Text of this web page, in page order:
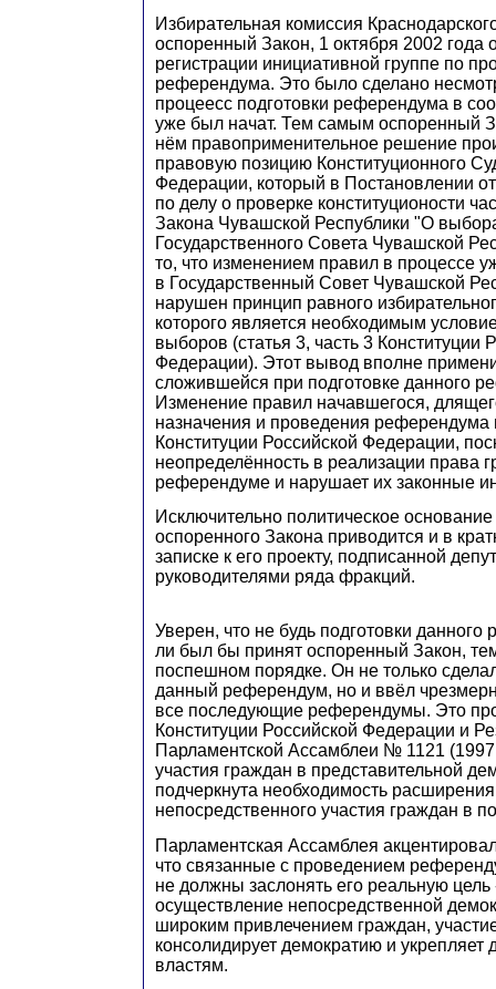
Избирательная комиссия
оспоренный Закон, 1 октября 2002 года
регистрации инициативной группе по
референдума. Это было сделано
процеесс подготовки референдума в
уже был начат. Тем самым оспоренный
нём правоприменительное решение
правовую позицию Конституционного
Федерации, который в Постановлении
по делу о проверке конституционости
Закона Чувашской Республики "О
Государственного Совета Чувашской
то, что изменением правил в процессе
в Государственный Совет Чувашской
нарушен принцип равного
которого является необходимым
выборов (статья 3, часть 3 Конституции
Федерации). Этот вывод вполне
сложившейся при подготовке данного
Изменение правил начавшегося,
назначения и проведения референдума
Конституции Российской Федерации,
неопределённость в реализации права
референдуме и нарушает их законные
Исключительно политическое
оспоренного Закона приводится и в
записке к его проекту, подписанной
руководителями ряда фракций.
Уверен, что не будь подготовки
ли был бы принят оспоренный Закон,
поспешном порядке. Он не только
данный референдум, но и ввёл
все последующие референдумы. Это
Конституции Российской Федерации и
Парламентской Ассамблеи № 1121 (1997
участия граждан в представительной
подчеркнута необходимость
непосредственного участия граждан в
Парламентская Ассамблея
что связанные с проведением
не должны заслонять его реальную цель
осуществление непосредственной
широким привлечением граждан,
консолидирует демократию и укрепляет
властям.